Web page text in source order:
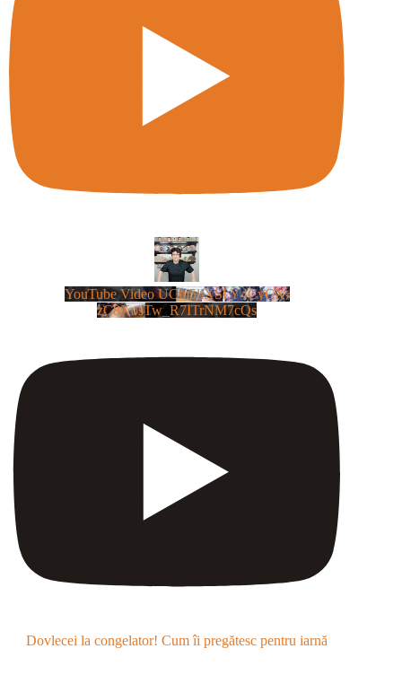
YouTube Video UCm5llXSLY4CyCX-
zC8XosTw_R7ITrNM7cQs
Dovlecei la congelator! Cum îi pregătesc pentru iarnă